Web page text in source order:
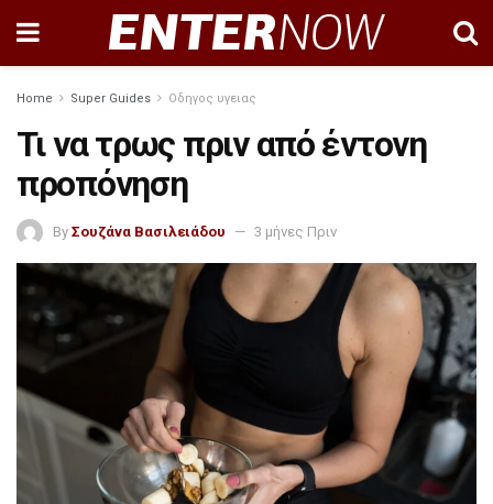
Home Super Guides Οδηγος υγειας
Τι να τρως πριν από έντονη
προπόνηση
By Σουζάνα Βασιλειάδου 3 μήνες Πριν